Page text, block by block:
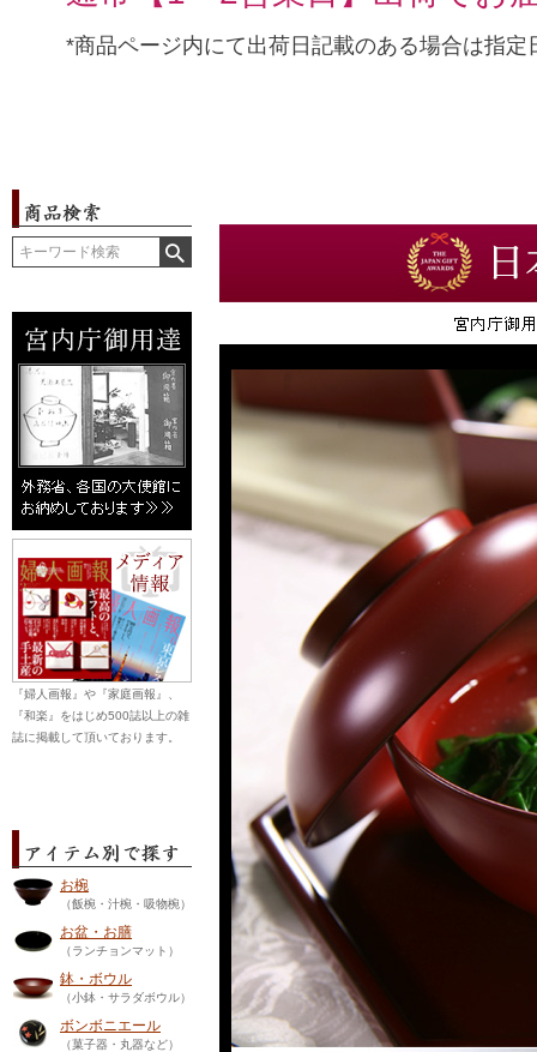
*商品ページ内にて出荷日記載のある場合は指定
『婦人画報』や『家庭画報』、
『和楽』をはじめ500誌以上の雑
誌に掲載して頂いております。
お椀
（飯椀・汁椀・吸物椀）
お盆・お膳
（ランチョンマット）
鉢・ボウル
（小鉢・サラダボウル）
ボンボニエール
（菓子器・丸器など）